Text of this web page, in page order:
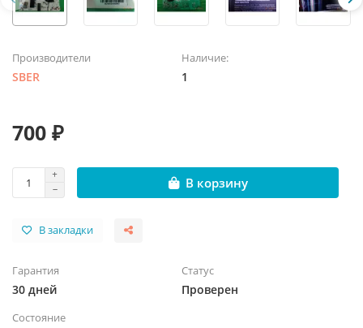
Производители
SBER
Наличие:
1
700 ₽
В корзину
В закладки
Гарантия
30 дней
Статус
Проверен
Состояние